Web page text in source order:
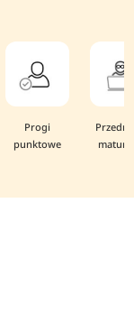
Progi
punktowe